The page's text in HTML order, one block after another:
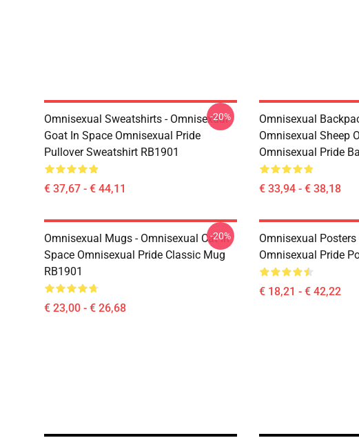
Omnisexual Sweatshirts - Omnisexual
Goat In Space Omnisexual Pride
Pullover Sweatshirt RB1901
€ 37,67 - € 44,11
-20%
Omnisexual
Omnisexual Sheep
Omnisexual Pride
€ 33,94 - € 38,18
Omnisexual Mugs - Omnisexual Cat In
Space Omnisexual Pride Classic Mug
RB1901
€ 23,00 - € 26,68
-20%
Omnisexual
Omnisexual Pride
€ 18,21 - € 42,22